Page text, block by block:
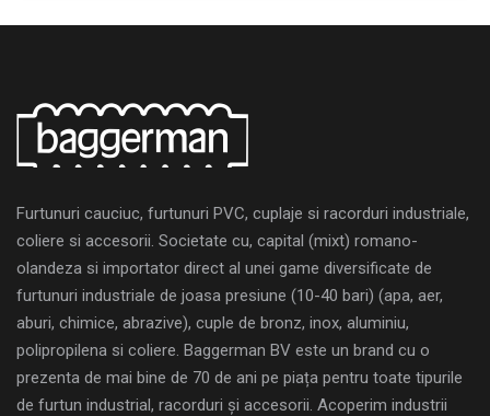
Furtunuri cauciuc, furtunuri PVC, cuplaje si racorduri industriale,
coliere si accesorii. Societate cu, capital (mixt) romano-
olandeza si importator direct al unei game diversificate de
furtunuri industriale de joasa presiune (10-40 bari) (apa, aer,
aburi, chimice, abrazive), cuple de bronz, inox, aluminiu,
polipropilena si coliere. Baggerman BV este un brand cu o
prezenta de mai bine de 70 de ani pe piața pentru toate tipurile
de furtun industrial, racorduri și accesorii. Acoperim industrii